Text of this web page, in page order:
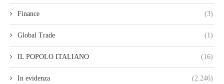
Finance (3)
Global Trade (1)
IL POPOLO ITALIANO (16)
In evidenza (2.246)